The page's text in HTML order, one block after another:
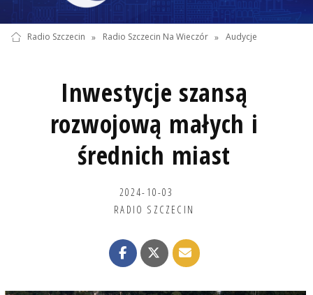
Radio Szczecin » Radio Szczecin Na Wieczór » Audycje
Inwestycje szansą
rozwojową małych i
średnich miast
2024-10-03
RADIO SZCZECIN